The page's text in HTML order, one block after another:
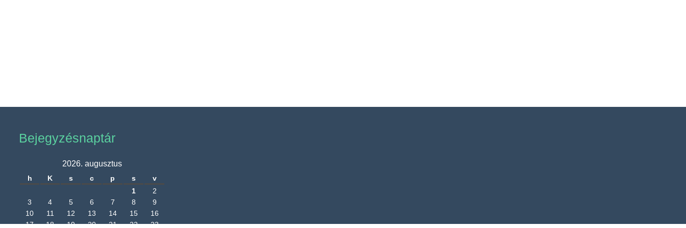
Bejegyzésnaptár
2026. augusztus
h K s c p s
v
1
2
3
4 5 6 7 8
9
10
11 12 13 14 15
16
17
18 19 20 21 22 23